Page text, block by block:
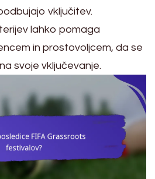
vključitev.
lahko pomaga
in prostovoljcem, da se
svoje vključevanje.